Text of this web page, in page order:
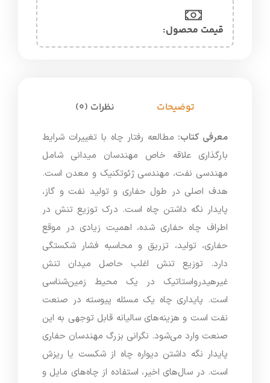
قیمت محصول:​
توضیحات نظرات (0)
معرفی کتاب: مطالعه رفتار چاه با تغییرات شرایط
بارگذاری علاقه خاص مهندسان میدانی شامل
مهندسی نفت، مهندسی ژئوتکنیک و معدن است.
هدف اصلی در طول حفاری و تولید نفت و گاز،
پایدار نگه داشتن چاه است. درک توزیع تنش در
اطراف چاه حفاری شده، اهمیت زیادی در موقع
حفاری، تولید، تزریق و محاسبه فشار شکستگی
دارد. توزیع تنش اغلب حاصل میدان تنش
غیرهیدرواستاتیک در یک محیط زمین‌شناسی
است. پایداری چاه یک مسئله پیوسته در صنعت
نفت است و هزینه‌های سالیانه قابل توجهی به این
صنعت وارد می‌شود. نگرانی بزرگ مهندسان حفاری
پایدار نگه داشتن دیواره چاه از شکست یا ریزش
است. در سال‌های اخیر، استفاده از چاه‌های مایل و